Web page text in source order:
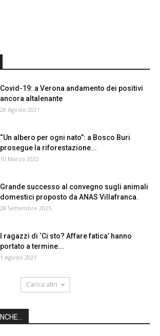
Covid-19: a Verona andamento dei positivi
ancora altalenante
28 Agosto 2021
“Un albero per ogni nato”: a Bosco Buri
prosegue la riforestazione...
10 Marzo 2022
Grande successo al convegno sugli animali
domestici proposto da ANAS Villafranca.
28 Settembre 2025
I ragazzi di ‘Ci sto? Affare fatica’ hanno
portato a termine...
1 Agosto 2021
Carica altri